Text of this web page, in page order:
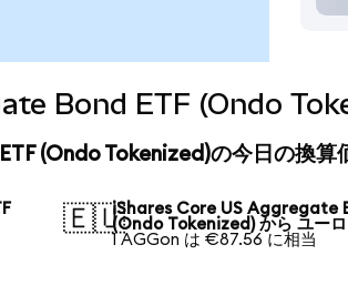
Bond ETF (Ondo
(Ondo Tokenized)の今日の換算
🇪🇺iShares Core US Aggregate
(Ondo Tokenized) から ユーロ
1 AGGon は €87.56 に相当